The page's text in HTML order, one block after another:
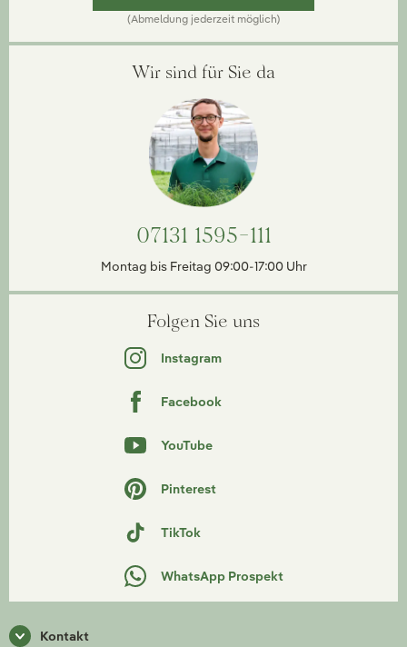
(Abmeldung jederzeit möglich)
Wir sind für Sie da
07131 1595-111
Montag bis Freitag 09:00-17:00 Uhr
Folgen Sie uns
Instagram
Facebook
YouTube
Pinterest
TikTok
WhatsApp Prospekt
Kontakt